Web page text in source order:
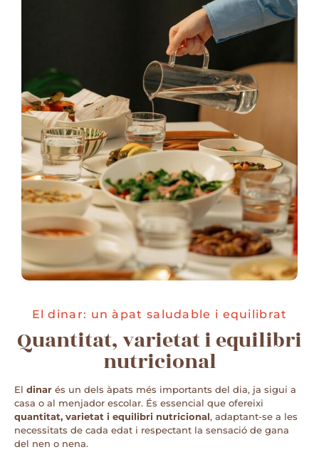
El dinar: un àpat saludable i equilibrat
Quantitat, varietat i equilibri
nutricional
El dinar és un dels àpats més importants del dia, ja sigui a
casa o al menjador escolar. És essencial que ofereixi
quantitat, varietat i equilibri nutricional, adaptant-se a les
necessitats de cada edat i respectant la sensació de gana
del nen o nena.